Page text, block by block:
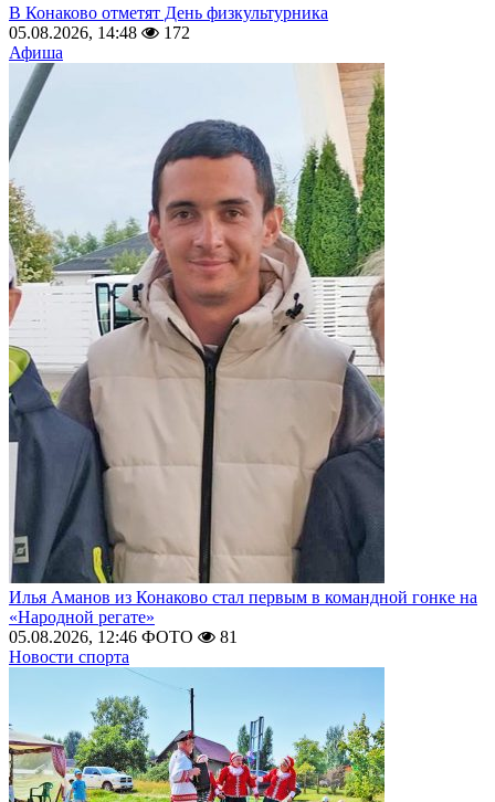
В Конаково отметят День физкультурника
05.08.2026, 14:48
172
Афиша
Илья Аманов из Конаково стал первым в командной гонке на
«Народной регате»
05.08.2026, 12:46 ФОТО
81
Новости спорта